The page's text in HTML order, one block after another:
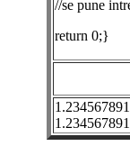
//se pune
return 0;}
1.234567891